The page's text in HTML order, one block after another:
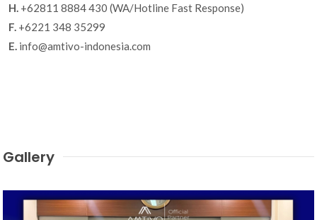
H. +62811 8884 430 (WA/Hotline Fast Response)
F. +6221 348 35299
E. info@amtivo-indonesia.com
Gallery